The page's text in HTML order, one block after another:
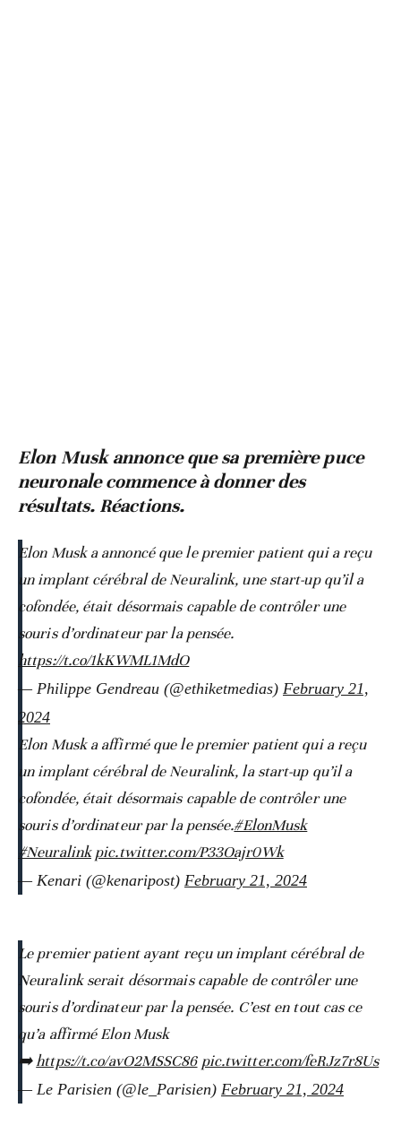
Elon Musk annonce que sa première puce
neuronale commence à donner des
résultats. Réactions.
Elon Musk a annoncé que le premier patient qui a reçu
un implant cérébral de Neuralink, une start-up qu’il a
cofondée, était désormais capable de contrôler une
souris d’ordinateur par la pensée.
https://t.co/1kKWML1MdO
— Philippe Gendreau (@ethiketmedias) February 21,
2024
Elon Musk a affirmé que le premier patient qui a reçu
un implant cérébral de Neuralink, la start-up qu’il a
cofondée, était désormais capable de contrôler une
souris d’ordinateur par la pensée.#ElonMusk
#Neuralink pic.twitter.com/P33Oajr0Wk
— Kenari (@kenaripost) February 21, 2024
Le premier patient ayant reçu un implant cérébral de
Neuralink serait désormais capable de contrôler une
souris d’ordinateur par la pensée. C’est en tout cas ce
qu’a affirmé Elon Musk
➡️https://t.co/avO2MSSC86 pic.twitter.com/feRJz7r8Us
— Le Parisien (@le_Parisien) February 21, 2024